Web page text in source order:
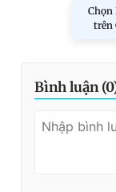
Chọn
trên
Bình luận (0